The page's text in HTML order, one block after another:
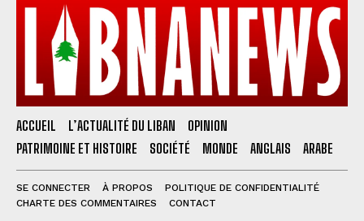
ACCUEIL L’ACTUALITÉ DU LIBAN
OPINION
PATRIMOINE ET HISTOIRE
SOCIÉTÉ MONDE ANGLAIS ARABE
SE CONNECTER À PROPOS
POLITIQUE DE CONFIDENTIALITÉ
CHARTE DES COMMENTAIRES
CONTACT